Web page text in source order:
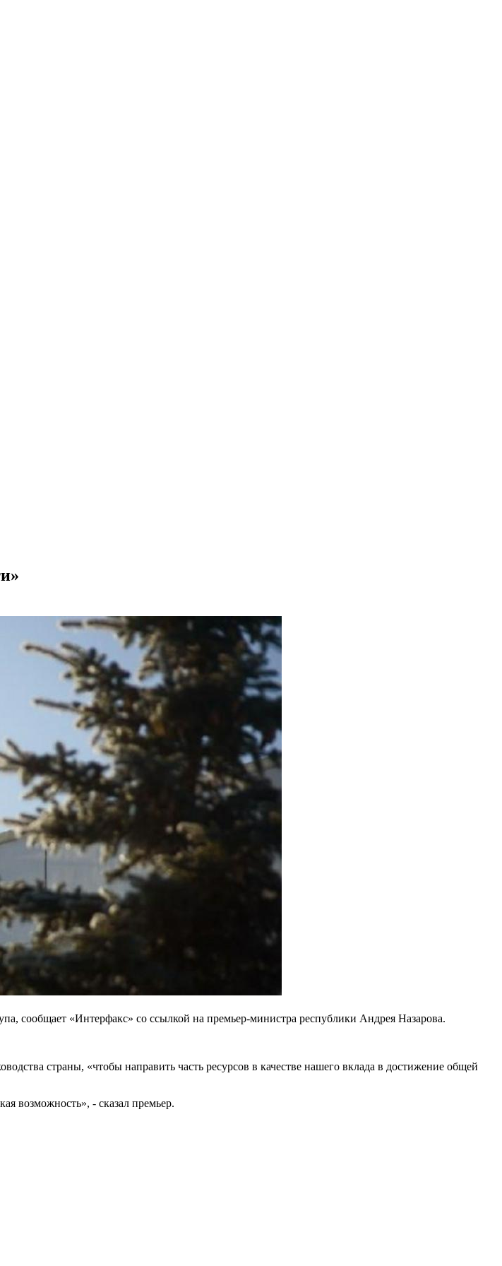
сообщает «Интерфакс» со ссылкой на премьер-министра республики Андрея Назарова.
страны, «чтобы направить часть ресурсов в качестве нашего вклада в достижение общей
возможность», - сказал премьер.